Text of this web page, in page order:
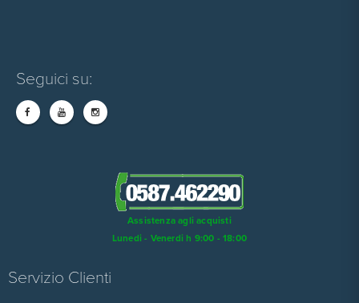
Seguici su:
Assistenza agli acquisti
Lunedi - Venerdi h 9:00 - 18:00
Servizio Clienti